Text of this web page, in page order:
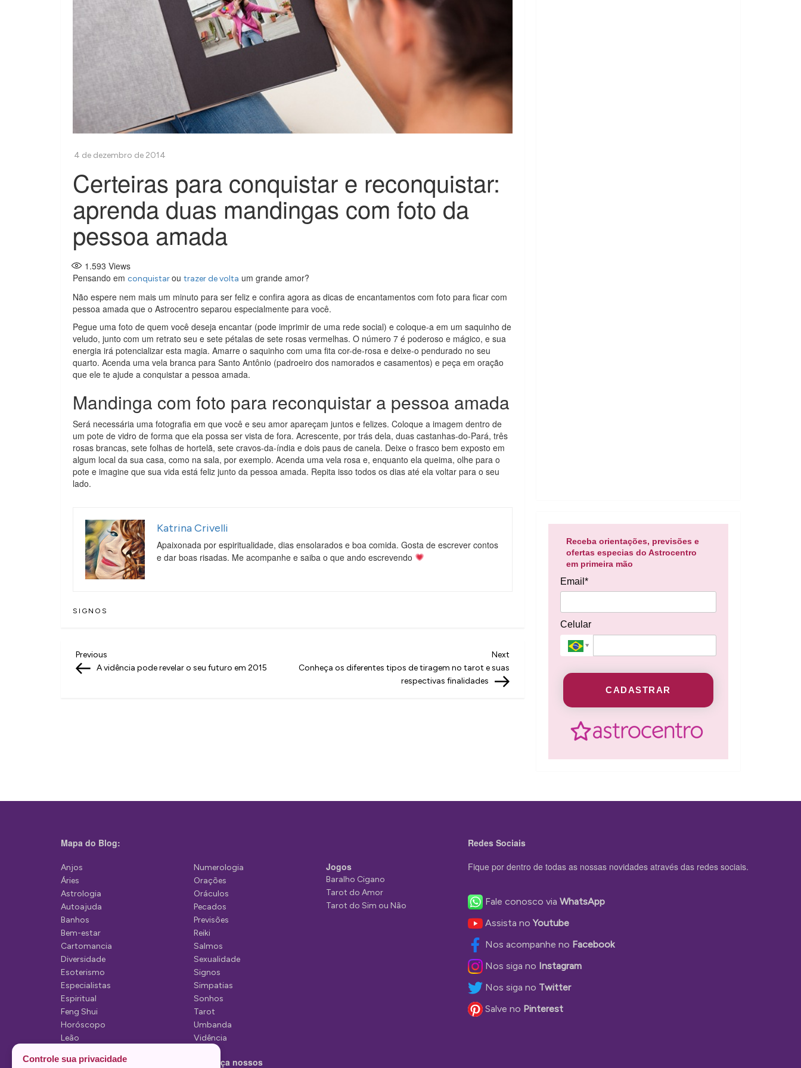
Certeiras para conquistar e reconquistar:
aprenda duas mandingas com foto da
pessoa amada
1.593 Views
Pensando em conquistarou trazer de volta um grande amor?
Não espere nem mais um minuto para ser feliz e confira agora as dicas de encantamentos com foto para ficar com
pessoa amada que o Astrocentro separou especialmente para você.
Pegue uma foto de quem você deseja encantar (pode imprimir de uma rede social) e coloque-a em um saquinho de
veludo, junto com um retrato seu e sete pétalas de sete rosas vermelhas. O número 7 é poderoso e mágico, e sua
energia irá potencializar esta magia. Amarre o saquinho com uma fita cor-de-rosa e deixe-o pendurado no seu
quarto. Acenda uma vela branca para Santo Antônio (padroeiro dos namorados e casamentos) e peça em oração
que ele te ajude a conquistar a pessoa amada.
Mandinga com foto para reconquistar a pessoa amada
Será necessária uma fotografia em que você e seu amor apareçam juntos e felizes. Coloque a imagem dentro de
um pote de vidro de forma que ela possa ser vista de fora. Acrescente, por trás dela, duas castanhas-do-Pará, três
rosas brancas, sete folhas de hortelã, sete cravos-da-índia e dois paus de canela. Deixe o frasco bem exposto em
algum local da sua casa, como na sala, por exemplo. Acenda uma vela rosa e, enquanto ela queima, olhe para o
pote e imagine que sua vida está feliz junto da pessoa amada. Repita isso todos os dias até ela voltar para o seu
lado.
Katrina Crivelli
Apaixonada por espiritualidade, dias ensolarados e boa comida. Gosta de escrever contos
e dar boas risadas. Me acompanhe e saiba o que ando escrevendo
SIGNOS
N
a
ã
d
e
P
o
s
t
Previous
Post
Previous
A vidência pode revelar o seu futuro em 2015
Next
Conheça os diferentes tipos de tiragem no tarot e suas
respectivas finalidades
Receba orientações, previsões e
ofertas especias do Astrocentro
em primeira mão
Email*
Celular
CADASTRAR
Mapa do Blog:
Anjos
Áries
Astrologia
Autoajuda
Banhos
Bem-estar
Cartomancia
Diversidade
Esoterismo
Especialistas
Espiritual
Feng Shui
Horóscopo
Leão
Mediunidade
Numerologia
Orações
Oráculos
Pecados
Previsões
Reiki
Salmos
Sexualidade
Signos
Simpatias
Sonhos
Tarot
Umbanda
Vidência
Conheça nossos
Jogos
Baralho Cigano
Tarot do Amor
Tarot do Sim ou Não
Redes Sociais
Fique por dentro de todas as nossas novidades através das redes sociais.
Fale conosco via WhatsApp
Assista noYoutube
Nos acompanhe no Facebook
Nos siga no Instagram
Nos siga no Twitter
Salve no Pinterest
Controle sua privacidade